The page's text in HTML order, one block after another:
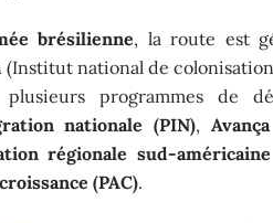
brésilienne, la route est
(Institut national de
programmes de
nationale (PIN),
régionale sud-américaine
(PAC).